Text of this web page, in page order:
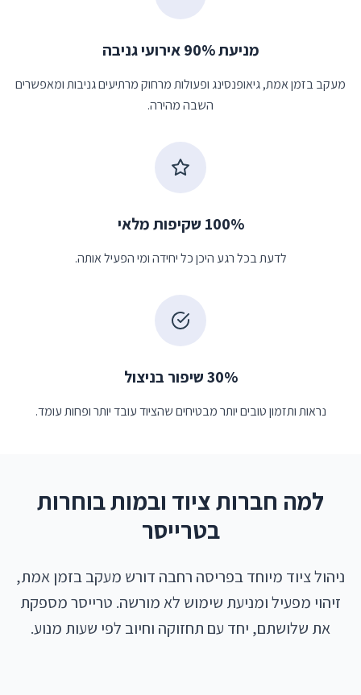
מניעת 90% אירועי גניבה
מעקב בזמן אמת, גיאופנסינג ופעולות מרחוק מרתיעים גניבות ומאפשרים
השבה מהירה.
100% שקיפות מלאי
לדעת בכל רגע היכן כל יחידה ומי הפעיל אותה.
30% שיפור בניצול
נראות ותזמון טובים יותר מבטיחים שהציוד עובד יותר ופחות עומד.
למה חברות ציוד ובמות בוחרות
בטרייסר
ניהול ציוד מיוחד בפריסה רחבה דורש מעקב בזמן אמת,
זיהוי מפעיל ומניעת שימוש לא מורשה. טרייסר מספקת
את שלושתם, יחד עם תחזוקה וחיוב לפי שעות מנוע.